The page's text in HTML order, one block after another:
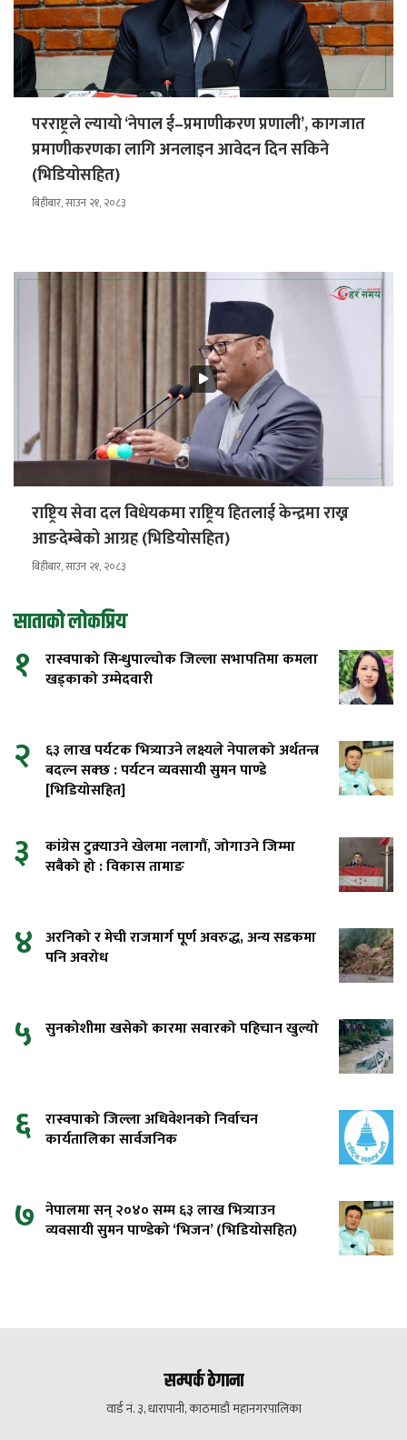
परराष्ट्रले ल्यायो ‘नेपाल ई–प्रमाणीकरण प्रणाली’, कागजात
प्रमाणीकरणका लागि अनलाइन आवेदन दिन सकिने
(भिडियोसहित)
बिहीबार, साउन २१, २०८३
राष्ट्रिय सेवा दल विधेयकमा राष्ट्रिय हितलाई केन्द्रमा राख्न
आङदेम्बेको आग्रह (भिडियोसहित)
बिहीबार, साउन २१, २०८३
साताको लोकप्रिय
१
रास्वपाको सिन्धुपाल्चोक जिल्ला सभापतिमा कमला
खड्काको उम्मेदवारी
२
६३ लाख पर्यटक भित्र्याउने लक्ष्यले नेपालको अर्थतन्त्र
बदल्न सक्छ : पर्यटन व्यवसायी सुमन पाण्डे
[भिडियोसहित]
३
कांग्रेस टुक्र्याउने खेलमा नलागौं, जोगाउने जिम्मा
सबैको हो : विकास तामाङ
४ अरनिको र मेची राजमार्ग पूर्ण अवरुद्ध, अन्य सडकमा
पनि अवरोध
५ सुनकोशीमा खसेको कारमा सवारको पहिचान खुल्यो
६ रास्वपाको जिल्ला अधिवेशनको निर्वाचन
कार्यतालिका सार्वजनिक
७ नेपालमा सन् २०४० सम्म ६३ लाख भित्र्याउन
व्यवसायी सुमन पाण्डेको ‘भिजन’ (भिडियोसहित)
सम्पर्क ठेगाना
वार्ड नं. ३, धारापानी, काठमाडौं महानगरपालिका